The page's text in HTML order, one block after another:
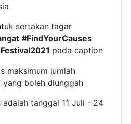
sertakan tagar
#FindYourCauses
pada caption
maksimum jumlah
yang boleh diunggah
tanggal 11 Juli - 24